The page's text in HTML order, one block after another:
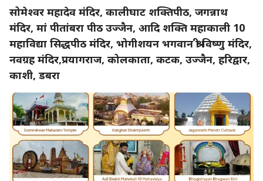
सोमेश्वर महादेव मंदिर, कालीघाट शक्तिपीठ, जगन्नाथ
मंदिर, मां पीतांबरा पीठ उज्जैन, आदि शक्ति महाकाली 10
महाविद्या सिद्धपीठ मंदिर, भोगीशयन भगवान श्री विष्णु मंदिर,
नवग्रह मंदिर,प्रयागराज, कोलकाता, कटक, उज्जैन, हरिद्वार,
काशी, डबरा